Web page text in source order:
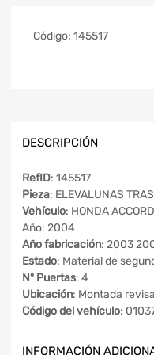
Código: 145517
DESCRIPCIÓN
RefID: 145517
Pieza: ELEVALUNAS
Vehículo: HONDA
Año: 2004
Año fabricación: 2003
Estado: Material de
Nº Puertas: 4
Ubicación: Montada
Código del vehículo:
INFORMACIÓN